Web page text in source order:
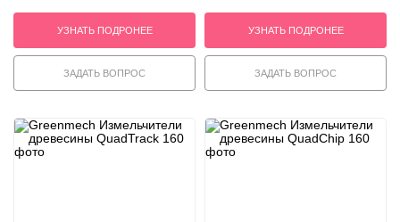
УЗНАТЬ ПОДРОНЕЕ
ЗАДАТЬ ВОПРОС
УЗНАТЬ ПОДРОНЕЕ
ЗАДАТЬ ВОПРОС